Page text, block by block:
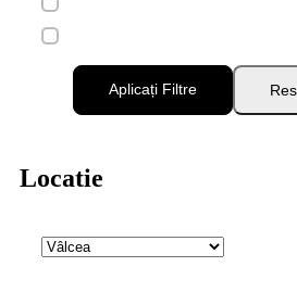
Aplicați Filtre
Locatie